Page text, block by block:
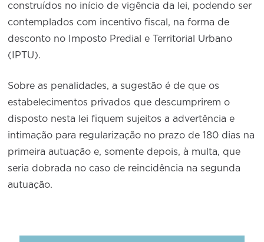
construídos no início de vigência da lei, podendo ser
contemplados com incentivo fiscal, na forma de
desconto no Imposto Predial e Territorial Urbano
(IPTU).
Sobre as penalidades, a sugestão é de que os
estabelecimentos privados que descumprirem o
disposto nesta lei fiquem sujeitos a advertência e
intimação para regularização no prazo de 180 dias na
primeira autuação e, somente depois, à multa, que
seria dobrada no caso de reincidência na segunda
autuação.